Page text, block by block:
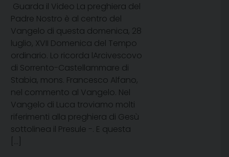
Guarda il Video La preghiera del
Padre Nostro è al centro del
Vangelo di questa domenica, 28
luglio, XVII Domenica del Tempo
ordinario. Lo ricorda lArcivescovo
di Sorrento-Castellammare di
Stabia, mons. Francesco Alfano,
nel commento al Vangelo. Nel
Vangelo di Luca troviamo molti
riferimenti alla preghiera di Gesù 
sottolinea il Presule -. E questa
[…]